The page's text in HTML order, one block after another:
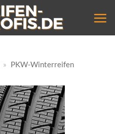
» PKW-Winterreifen